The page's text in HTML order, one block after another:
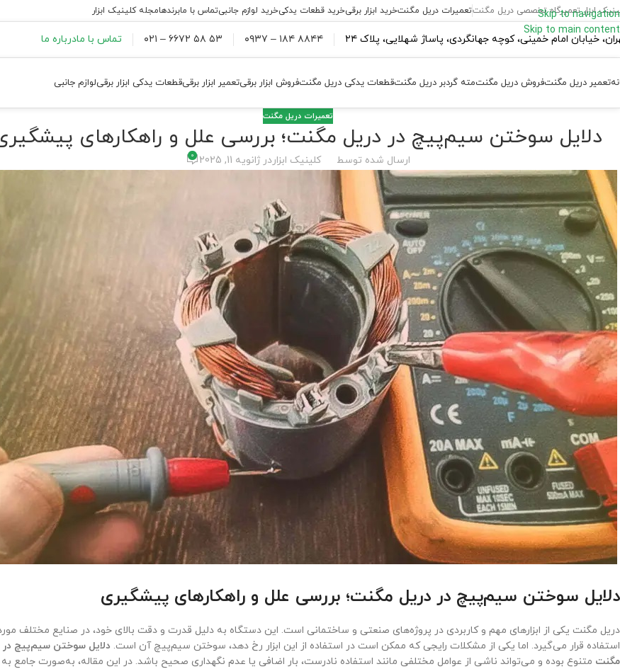
Skip to navigation
Skip to main content
ابزار تعمیرگاه تخصصی دریل مگنتتعمیرات دریل مگنتخرید ابزار برقیخرید قطعات یدکیخرید لوازم جانبیتماس با مابرندهامجله کلینیک ابزار
خیابان امام خمینی، کوچه جهانگردی، پاساژ شهلایی، پلاک ۲۴ ۸۸۴۴ ۱۸۴ – ۰۹۳۷ ۵۳ ۵۸ ۶۶۷۲ – ۰۲۱ تماس با مادرباره ما
تعمیر دریل مگنتفروش دریل مگنتمته گردبر دریل مگنتقطعات یدکی دریل مگنتفروش ابزار برقیتعمیر ابزار برقیقطعات یدکی ابزار برقیلوازم جانبی
تعمیرات دریل مگنت
دلایل سوختن سیم‌پیچ در دریل مگنت؛ بررسی علل و راهکارهای
ارسال شده توسط کلینیک ابزاردر ژانویه 11, 2025 0
دلایل سوختن سیم‌پیچ در دریل مگنت؛ بررسی علل و راهکارهای پیشگیری
دریل مگنت یکی از ابزارهای مهم و کاربردی در پروژه‌های صنعتی و ساختمانی است. این دستگاه به دلیل قدرت و دقت بالای خود، در صنایع مختلف
استفاده قرار می‌گیرد. اما یکی از مشکلات رایجی که ممکن است در استفاده از این ابزار رخ دهد، سوختن سیم‌پیچ آن است. دلایل سوختن سیم‌پیچ در
مگنت متنوع بوده و می‌تواند ناشی از عوامل مختلفی مانند استفاده نادرست، بار اضافی یا عدم نگهداری صحیح باشد. در این مقاله، به‌صورت جامع به